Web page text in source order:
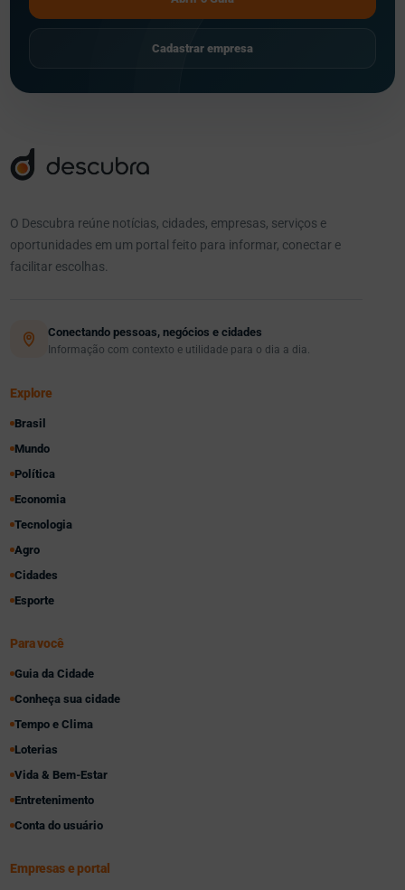
Cadastrar empresa
O Descubra reúne notícias, cidades, empresas, serviços e
oportunidades em um portal feito para informar, conectar e
facilitar escolhas.
Conectando pessoas, negócios e cidades
Informação com contexto e utilidade para o dia a dia.
Explore
Brasil
Mundo
Política
Economia
Tecnologia
Agro
Cidades
Esporte
Para você
Guia da Cidade
Conheça sua cidade
Tempo e Clima
Loterias
Vida & Bem-Estar
Entretenimento
Conta do usuário
Empresas e portal